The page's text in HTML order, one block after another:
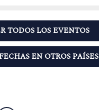
TODOS LOS EVENTOS
EN OTROS PAÍSES